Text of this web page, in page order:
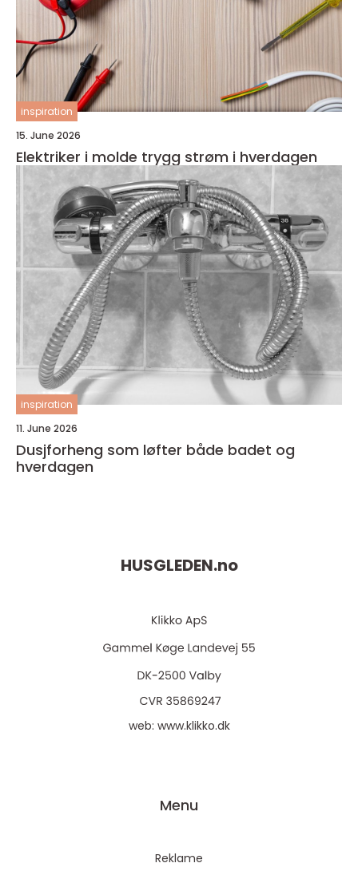
inspiration
15. June 2026
Elektriker i molde trygg strøm i hverdagen
inspiration
11. June 2026
Dusjforheng som løfter både badet og
hverdagen
HUSGLEDEN.no
web: www.klikko.dk
Menu
Reklame